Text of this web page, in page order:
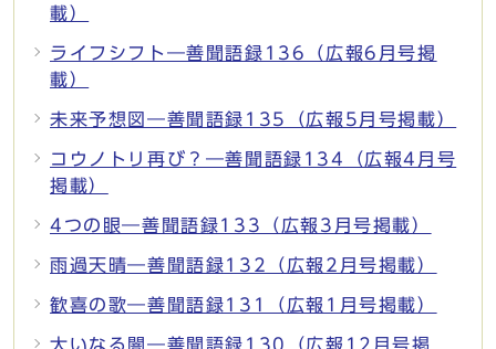
載）
ライフシフト―善聞語録136（広報6月号掲
載）
未来予想図―善聞語録135（広報5月号掲載）
コウノトリ再び？―善聞語録134（広報4月号
掲載）
4つの眼―善聞語録133（広報3月号掲載）
雨過天晴―善聞語録132（広報2月号掲載）
歓喜の歌―善聞語録131（広報1月号掲載）
大いなる闇―善聞語録130（広報12月号掲